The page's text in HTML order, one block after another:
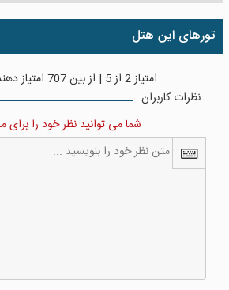
تورهای این هتل
امتیاز2 از5 | از بین707 امتیاز
نظرات کاربران
شما می توانید نظر خود را برای